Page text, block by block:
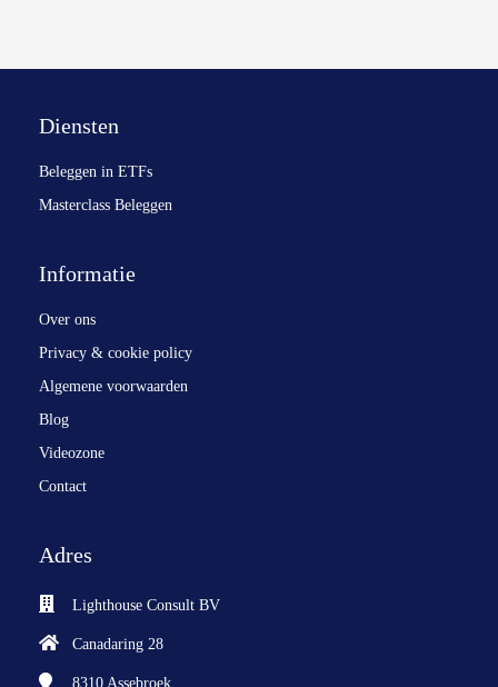
Diensten
Beleggen in ETFs
Masterclass Beleggen
Informatie
Over ons
Privacy & cookie policy
Algemene voorwaarden
Blog
Videozone
Contact
Adres
Lighthouse Consult BV
Canadaring 28
8310 Assebroek